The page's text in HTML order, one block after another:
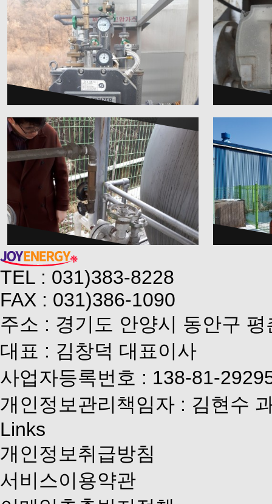
A/S는 꼼꼼히
43,547 0
TEL : 031)383-8228
FAX : 031)386-1090
주소 : 경기도 안양시 동안구
대표 : 김창덕 대표이사
사업자등록번호 : 138-81-
개인정보관리책임자 : 김현수
Links
개인정보취급방침
서비스이용약관